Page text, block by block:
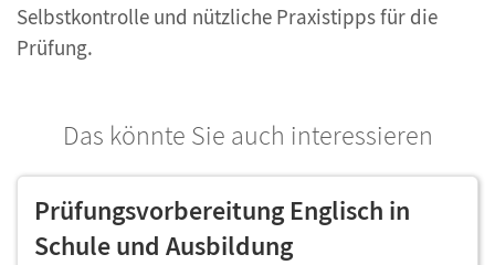
Selbstkontrolle und nützliche Praxistipps für die
Prüfung.
Das könnte Sie auch interessieren
Prüfungsvorbereitung Englisch in
Schule und Ausbildung